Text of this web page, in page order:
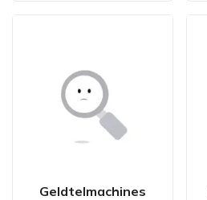
Geldtelmachines